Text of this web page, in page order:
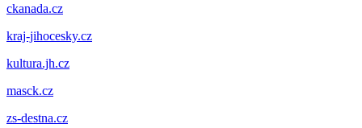
ckanada.cz
kraj-jihocesky.cz
kultura.jh.cz
masck.cz
zs-destna.cz